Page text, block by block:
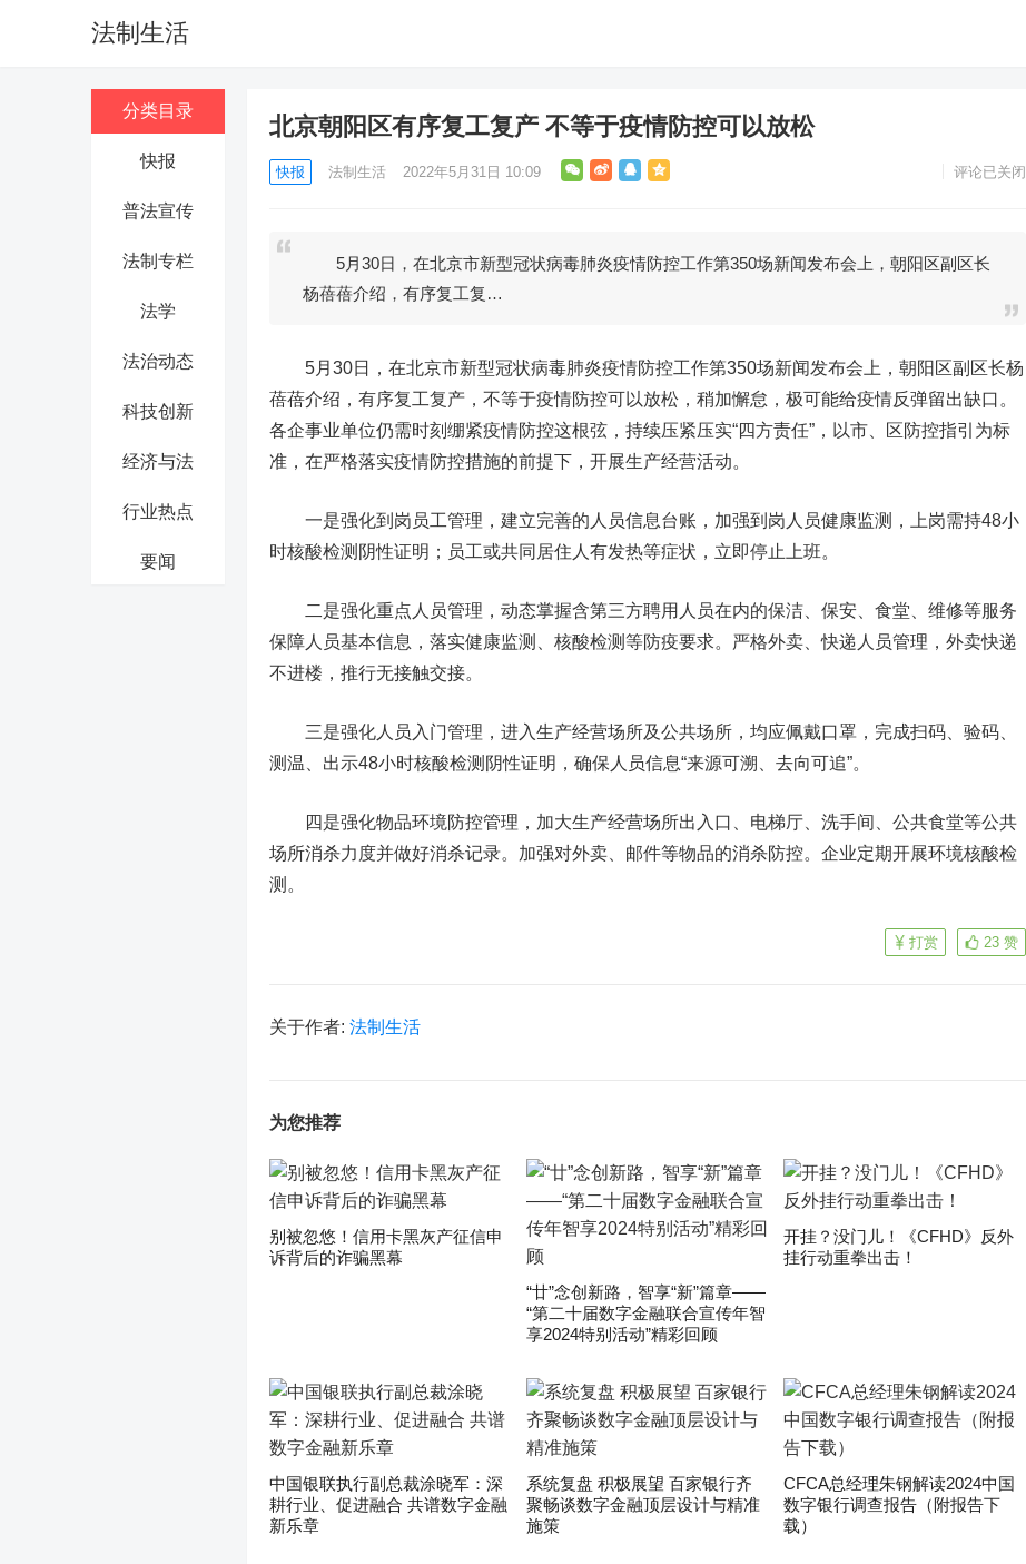
法制生活
分类目录
快报
普法宣传
法制专栏
法学
法治动态
科技创新
经济与法
行业热点
要闻
北京朝阳区有序复工复产 不等于疫情防控可以放松
快报 法制生活 2022年5月31日 10:09 评论已关闭
5月30日，在北京市新型冠状病毒肺炎疫情防控工作第350场新闻发布会上，朝阳区副区长
杨蓓蓓介绍，有序复工复…
5月30日，在北京市新型冠状病毒肺炎疫情防控工作第350场新闻发布会上，朝阳区副区长杨
蓓蓓介绍，有序复工复产，不等于疫情防控可以放松，稍加懈怠，极可能给疫情反弹留出缺口。
各企事业单位仍需时刻绷紧疫情防控这根弦，持续压紧压实“四方责任”，以市、区防控指引为标
准，在严格落实疫情防控措施的前提下，开展生产经营活动。
一是强化到岗员工管理，建立完善的人员信息台账，加强到岗人员健康监测，上岗需持48小
时核酸检测阴性证明；员工或共同居住人有发热等症状，立即停止上班。
二是强化重点人员管理，动态掌握含第三方聘用人员在内的保洁、保安、食堂、维修等服务
保障人员基本信息，落实健康监测、核酸检测等防疫要求。严格外卖、快递人员管理，外卖快递
不进楼，推行无接触交接。
三是强化人员入门管理，进入生产经营场所及公共场所，均应佩戴口罩，完成扫码、验码、
测温、出示48小时核酸检测阴性证明，确保人员信息“来源可溯、去向可追”。
四是强化物品环境防控管理，加大生产经营场所出入口、电梯厅、洗手间、公共食堂等公共
场所消杀力度并做好消杀记录。加强对外卖、邮件等物品的消杀防控。企业定期开展环境核酸检
测。
23 赞
打赏
关于作者: 法制生活
为您推荐
别被忽悠！信用卡黑灰产征信申
诉背后的诈骗黑幕
“廿”念创新路，智享“新”篇章——
“第二十届数字金融联合宣传年智
享2024特别活动”精彩回顾
开挂？没门儿！《CFHD》反外
挂行动重拳出击！
中国银联执行副总裁涂晓军：深
耕行业、促进融合 共谱数字金融
新乐章
系统复盘 积极展望 百家银行齐
聚畅谈数字金融顶层设计与精准
施策
CFCA总经理朱钢解读2024中国
数字银行调查报告（附报告下
载）